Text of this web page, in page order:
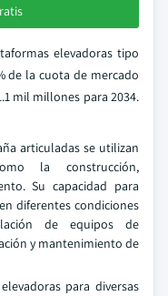
elevadoras tipo
de la cuota de mercado
mil millones para 2034.
articuladas se utilizan
la construcción,
Su capacidad para
diferentes condiciones
de equipos de
y mantenimiento de
para diversas